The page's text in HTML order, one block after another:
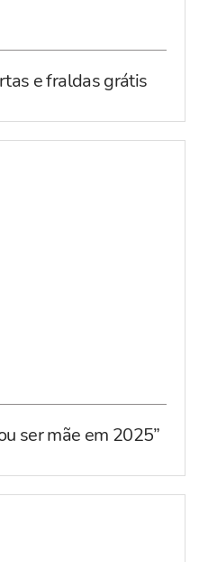
e fraldas grátis
ser mãe em 2025”